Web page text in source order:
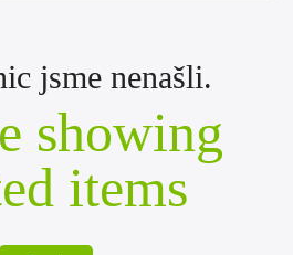
jsme nenašli.
showing
items